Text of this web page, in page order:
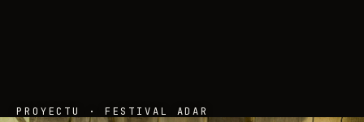
PROYECTU · FESTIVAL ADAR